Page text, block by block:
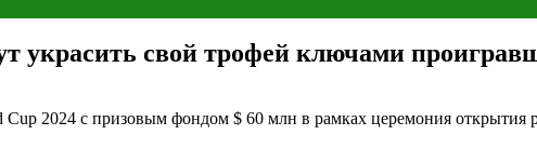
украсить свой трофей ключами
Cup 2024 с призовым фондом $ 60 млн в рамках церемония